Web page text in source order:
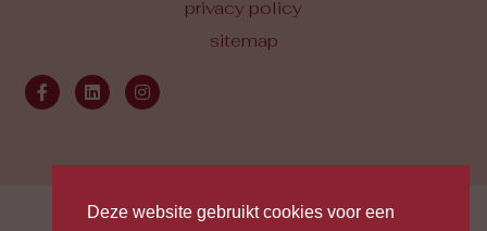
privacy policy
sitemap
© Marc Verbeek 2026 . Site byThe Online Builders
Deze website gebruikt cookies voor een